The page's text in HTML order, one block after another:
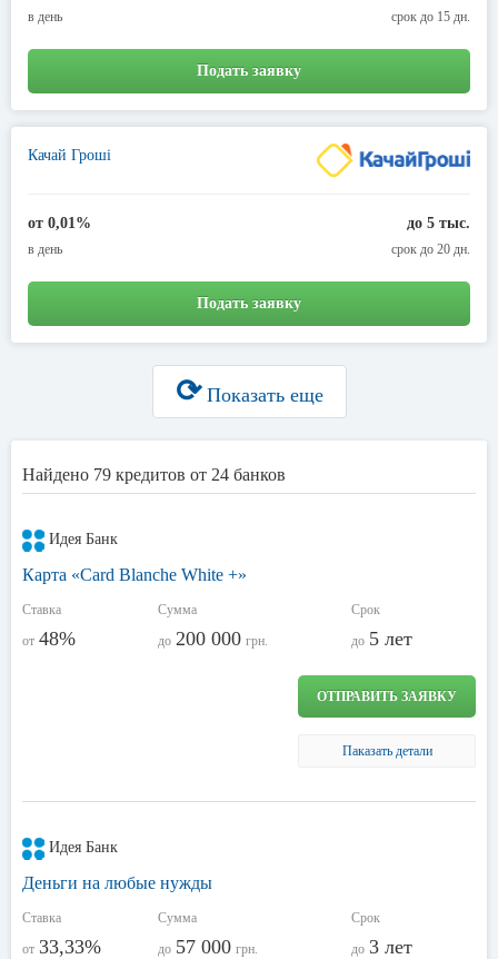
в день срок до 15 дн.
Подать заявку
Качай Гроші
от 0,01%
в день
до 5 тыс.
срок до 20 дн.
Подать заявку
⟳Показать еще
Найдено 79 кредитов от 24 банков
Идея Банк
Карта «Card Blanche White +»
Ставка
от 48%
Сумма
до 200 000 грн.
Срок
до 5 лет
ОТПРАВИТЬ ЗАЯВКУ
Паказать детали
Идея Банк
Деньги на любые нужды
Ставка
от 33,33%
Сумма
до 57 000 грн.
Срок
до 3 лет